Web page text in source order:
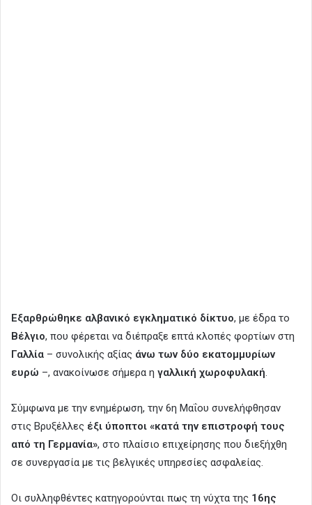
Εξαρθρώθηκε αλβανικό εγκληματικό δίκτυο, με έδρα το
Βέλγιο, που φέρεται να διέπραξε επτά κλοπές φορτίων στη
Γαλλία – συνολικής αξίας άνω των δύο εκατομμυρίων
ευρώ –, ανακοίνωσε σήμερα η γαλλική χωροφυλακή.
Σύμφωνα με την ενημέρωση, την 6η Μαΐου συνελήφθησαν
στις Βρυξέλλες έξι ύποπτοι «κατά την επιστροφή τους
από τη Γερμανία», στο πλαίσιο επιχείρησης που διεξήχθη
σε συνεργασία με τις βελγικές υπηρεσίες ασφαλείας.
Οι συλληφθέντες κατηγορούνται πως τη νύχτα της 16ης